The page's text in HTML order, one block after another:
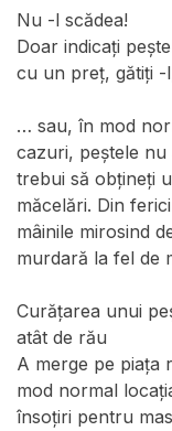
Nu -l scădea!
Doar indicați
cu un preț, gătiți -
… sau, în mod
cazuri, peștele nu
trebui să obțineți
măcelări. Din
mâinile mirosind
murdară la fel de
Curățarea unui
atât de rău
A merge pe piața
mod normal
însoțiri pentru